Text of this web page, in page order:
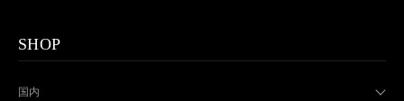
SHOP
国内